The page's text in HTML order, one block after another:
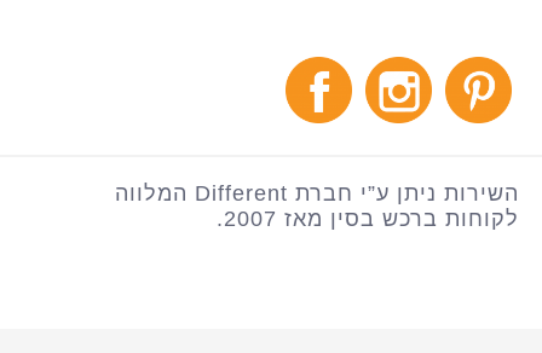
השירות ניתן ע”י חברת Different המלווה
לקוחות ברכש בסין מאז 2007.